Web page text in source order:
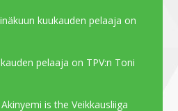
kuukauden pelaaja on
pelaaja on TPV:n Toni
is the Veikkausliiga